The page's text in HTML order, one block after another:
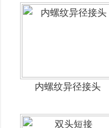
内螺纹异径接头